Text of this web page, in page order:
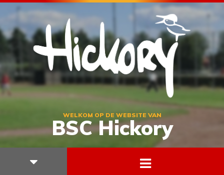
WELKOM OP DE WEBSITE VAN
BSC Hickory